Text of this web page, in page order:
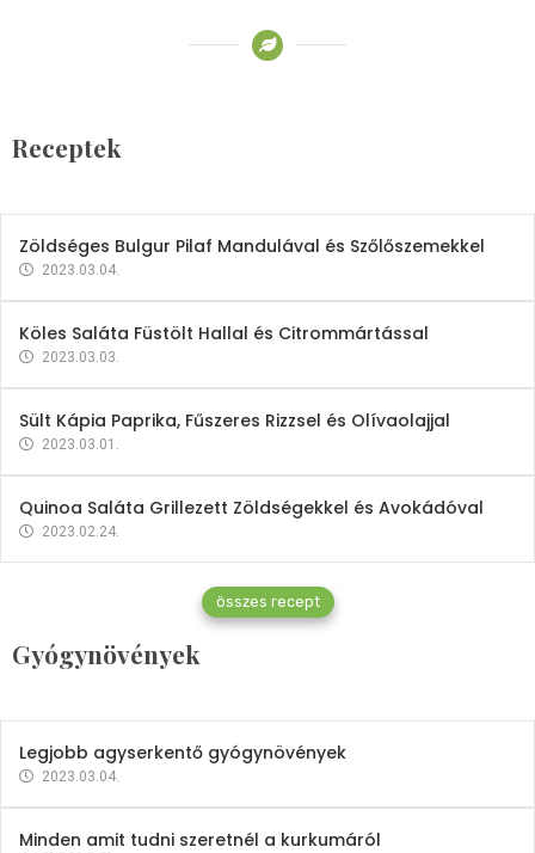
Receptek
2023.03.06.
Zöldséges Bulgur Pilaf Mandulával és Szőlőszemekkel
2023.03.04.
Köles Saláta Füstölt Hallal és Citrommártással
2023.03.03.
Sült Kápia Paprika, Fűszeres Rizzsel és Olívaolajjal
2023.03.01.
Quinoa Saláta Grillezett Zöldségekkel és Avokádóval
2023.02.24.
összes recept
Gyógynövények
Gyógynövények
Mindent a petrezselyemről
2023.12.21.
Legjobb agyserkentő gyógynövények
2023.03.04.
Minden amit tudni szeretnél a kurkumáról